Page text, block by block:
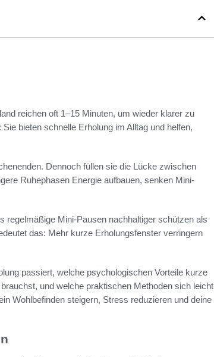
reichen oft 1–15 Minuten, um wieder klarer zu
bieten schnelle Erholung im Alltag und helfen,
Dennoch füllen sie die Lücke zwischen
Ruhephasen Energie aufbauen, senken Mini-
regelmäßige Mini-Pausen nachhaltiger schützen als
das: Mehr kurze Erholungsfenster verringern
passiert, welche psychologischen Vorteile kurze
und welche praktischen Methoden sich leicht
Wohlbefinden steigern, Stress reduzieren und deine